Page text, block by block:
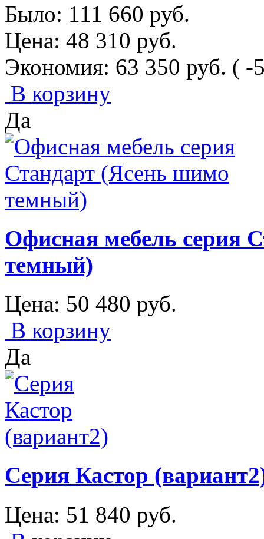
Было: 111 660 руб.
Цена: 48 310 руб.
Экономия: 63 350 руб. ( -
В корзину
Да
Офисная мебель серия
темный)
Цена: 50 480 руб.
В корзину
Да
Серия Кастор
Цена: 51 840 руб.